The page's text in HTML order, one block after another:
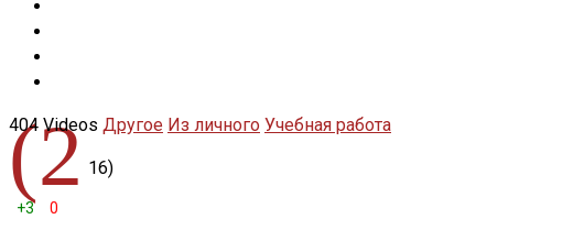
404 Videos Другое Из личного Учебная работа
(2 16)
+3 0